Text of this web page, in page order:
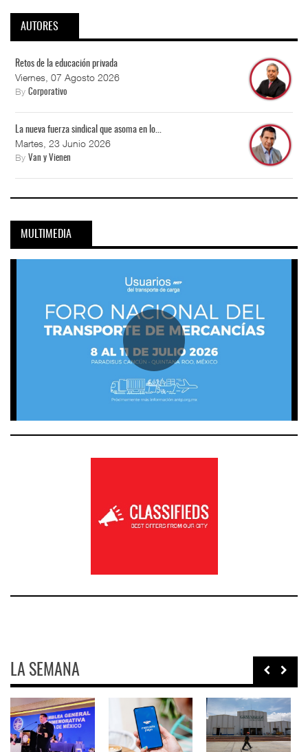
AUTORES
Retos de la educación privada
Viernes, 07 Agosto 2026
By Corporativo
La nueva fuerza sindical que asoma en lo...
Martes, 23 Junio 2026
By Van y Vienen
MULTIMEDIA
LA SEMANA